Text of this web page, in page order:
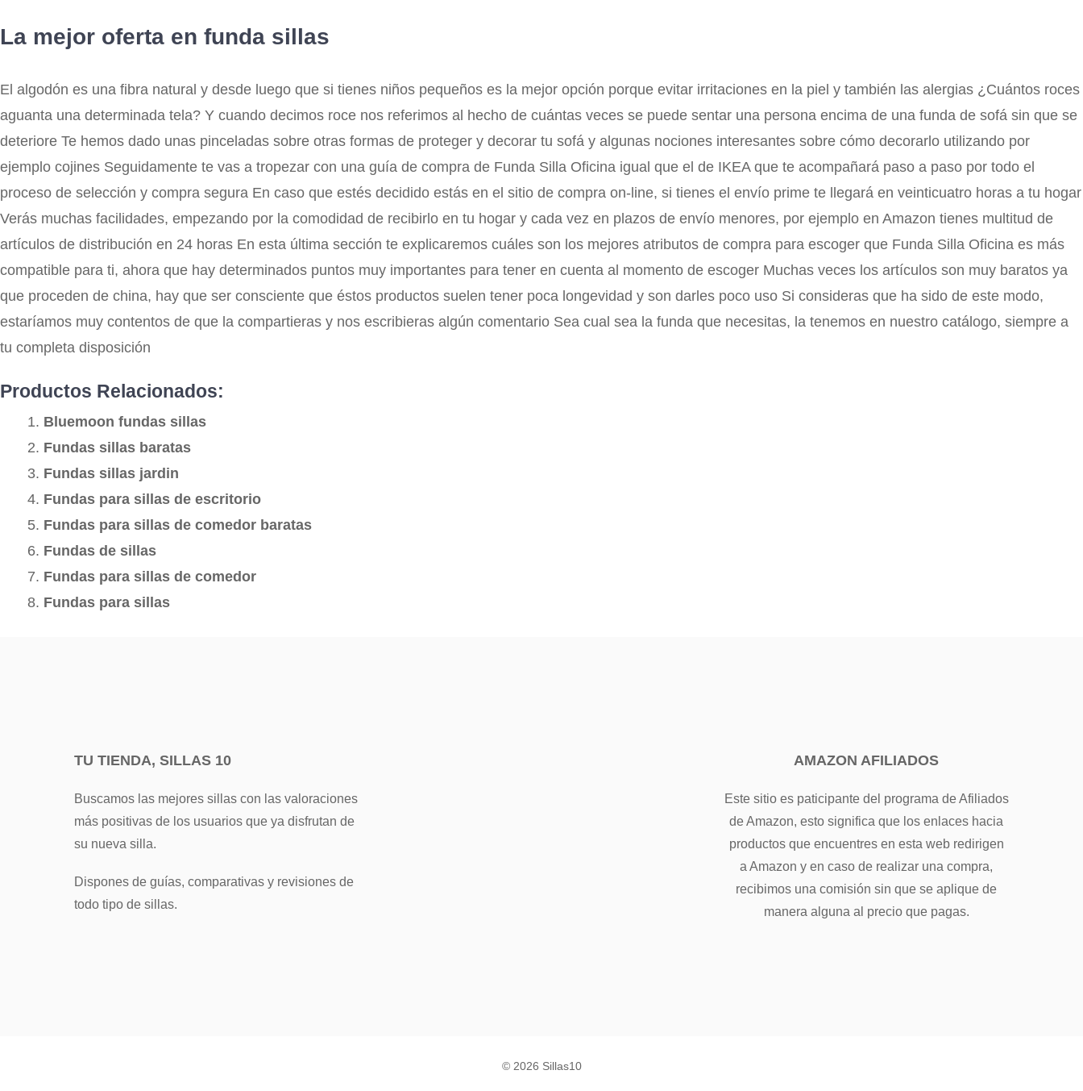
La mejor oferta en funda sillas
El algodón es una fibra natural y desde luego que si tienes niños pequeños es la mejor opción porque evitar irritaciones en la piel y también las alergias ¿Cuántos roces
aguanta una determinada tela? Y cuando decimos roce nos referimos al hecho de cuántas veces se puede sentar una persona encima de una funda de sofá sin que se
deteriore Te hemos dado unas pinceladas sobre otras formas de proteger y decorar tu sofá y algunas nociones interesantes sobre cómo decorarlo utilizando por
ejemplo cojines Seguidamente te vas a tropezar con una guía de compra de Funda Silla Oficina igual que el de IKEA que te acompañará paso a paso por todo el
proceso de selección y compra segura En caso que estés decidido estás en el sitio de compra on-line, si tienes el envío prime te llegará en veinticuatro horas a tu hogar
Verás muchas facilidades, empezando por la comodidad de recibirlo en tu hogar y cada vez en plazos de envío menores, por ejemplo en Amazon tienes multitud de
artículos de distribución en 24 horas En esta última sección te explicaremos cuáles son los mejores atributos de compra para escoger que Funda Silla Oficina es más
compatible para ti, ahora que hay determinados puntos muy importantes para tener en cuenta al momento de escoger Muchas veces los artículos son muy baratos ya
que proceden de china, hay que ser consciente que éstos productos suelen tener poca longevidad y son darles poco uso Si consideras que ha sido de este modo,
estaríamos muy contentos de que la compartieras y nos escribieras algún comentario Sea cual sea la funda que necesitas, la tenemos en nuestro catálogo, siempre a
tu completa disposición
Productos Relacionados:
Bluemoon fundas sillas
Fundas sillas baratas
Fundas sillas jardin
Fundas para sillas de escritorio
Fundas para sillas de comedor baratas
Fundas de sillas
Fundas para sillas de comedor
Fundas para sillas
TU TIENDA, SILLAS 10
Buscamos las mejores sillas con las valoraciones
más positivas de los usuarios que ya disfrutan de
su nueva silla.
Dispones de guías, comparativas y revisiones de
todo tipo de sillas.
AMAZON AFILIADOS
Este sitio es paticipante del programa de Afiliados
de Amazon, esto significa que los enlaces hacia
productos que encuentres en esta web redirigen
a Amazon y en caso de realizar una compra,
recibimos una comisión sin que se aplique de
manera alguna al precio que pagas.
© 2026 Sillas10